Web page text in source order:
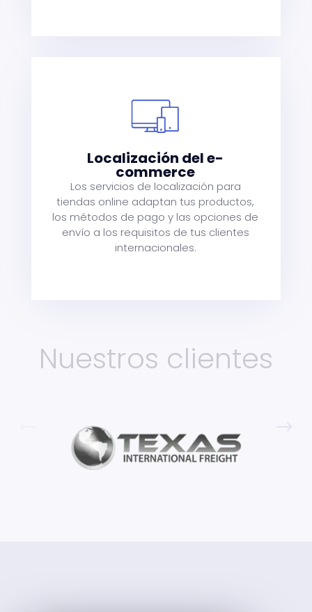
Localización del e-
commerce
Los servicios de localización para
tiendas online adaptan tus productos,
los métodos de pago y las opciones de
envío a los requisitos de tus clientes
internacionales.
Nuestros clientes